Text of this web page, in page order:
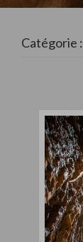
Catégorie :